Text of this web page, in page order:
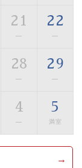
るプライベー
諏訪大社をご
用ご希望の方
21
—
22
—
28
—
29
—
4
—
5
満室